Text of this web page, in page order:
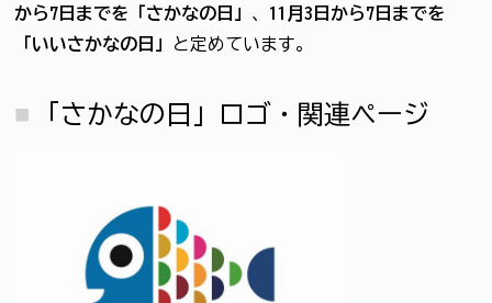
から7日までを「さかなの日」 、 11月3日から7日までを
「いいさかなの日」
と定めています。
「さかなの日」ロゴ・関連ページ